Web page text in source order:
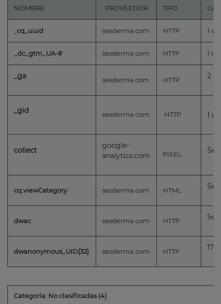
NOMBRE PROVEEDOR TIPO
cq_uuid sesderma.com HTTP 1
_dc_gtm_UA-# sesderma.com HTTP 1 día
_ga sesderma.com HTTP 2
_gid sesderma.com HTTP 1
collect
google-
analytics.com
PIXEL
cq.viewCategory sesderma.com HTML
dwac sesderma.com HTTP
dwanonymous_UID{32} sesderma.com HTTP 179
Categoría: No clasificadas (4)